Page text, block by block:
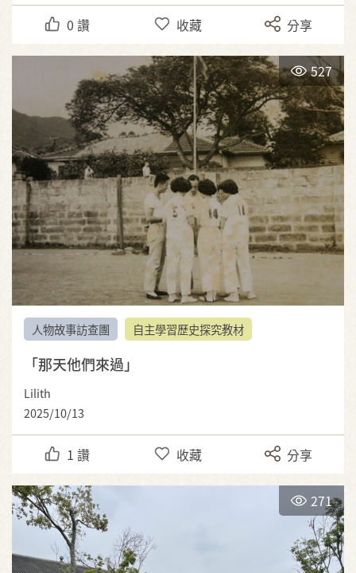
0 讚 收藏 分享
527
人物故事訪查團 自主學習歷史探究教材
「那天他們來過」
Lilith
2025/10/13
1 讚 收藏 分享
271